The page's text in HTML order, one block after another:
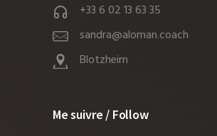
+33 6 02 13 63 35
sandra@aloman.coach
Blotzheim
Me suivre / Follow